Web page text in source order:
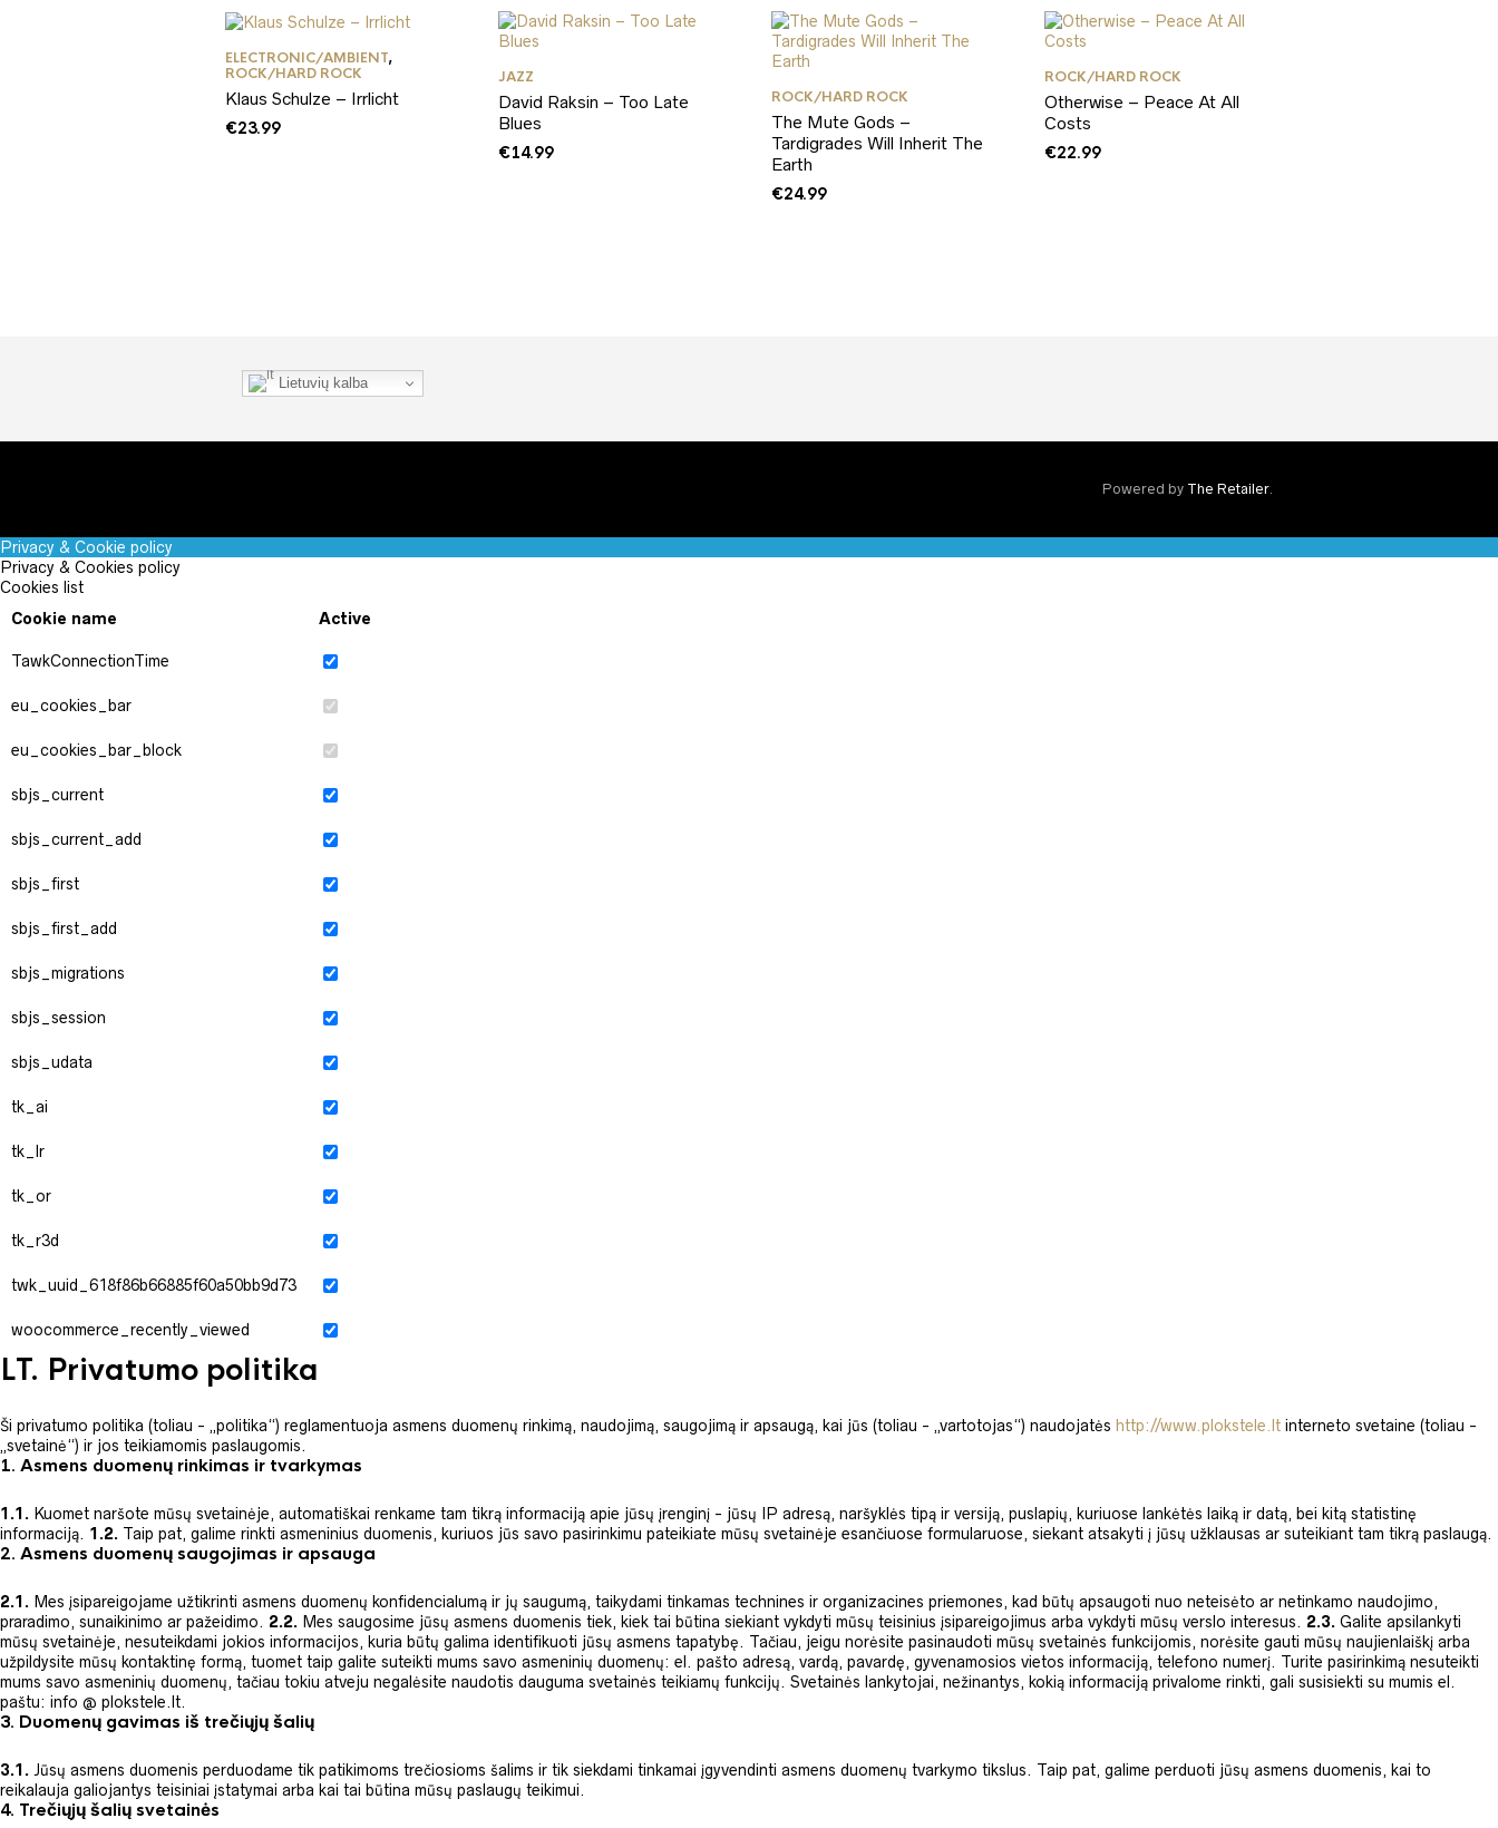
ELECTRONIC/AMBIENT,
ROCK/HARD ROCK
Klaus Schulze – Irrlicht
€23.99
JAZZ
David Raksin – Too Late
Blues
€14.99
ROCK/HARD ROCK
The Mute Gods –
Tardigrades Will Inherit The
Earth
€24.99
ROCK/HARD ROCK
Otherwise – Peace At All
Costs
€22.99
Lietuvių kalba
Powered by The Retailer.
Privacy & Cookie policy
Privacy & Cookies policy
Cookies list
Cookie name
Active
TawkConnectionTime
eu_cookies_bar
eu_cookies_bar_block
sbjs_current
sbjs_current_add
sbjs_first
sbjs_first_add
sbjs_migrations
sbjs_session
sbjs_udata
tk_ai
tk_lr
tk_or
tk_r3d
twk_uuid_618f86b66885f60a50bb9d73
woocommerce_recently_viewed
LT. Privatumo politika
Ši privatumo politika (toliau - „politika“) reglamentuoja asmens duomenų rinkimą, naudojimą, saugojimą ir apsaugą, kai jūs (toliau - „vartotojas“) naudojatės http://www.plokstele.lt interneto svetaine (toliau -
„svetainė“) ir jos teikiamomis paslaugomis.
1. Asmens duomenų rinkimas ir tvarkymas
1.1. Kuomet naršote mūsų svetainėje, automatiškai renkame tam tikrą informaciją apie jūsų įrenginį - jūsų IP adresą, naršyklės tipą ir versiją, puslapių, kuriuose lankėtės laiką ir datą, bei kitą statistinę
informaciją. 1.2. Taip pat, galime rinkti asmeninius duomenis, kuriuos jūs savo pasirinkimu pateikiate mūsų svetainėje esančiuose formularuose, siekant atsakyti į jūsų užklausas ar suteikiant tam tikrą paslaugą.
2. Asmens duomenų saugojimas ir apsauga
2.1. Mes įsipareigojame užtikrinti asmens duomenų konfidencialumą ir jų saugumą, taikydami tinkamas technines ir organizacines priemones, kad būtų apsaugoti nuo neteisėto ar netinkamo naudojimo,
praradimo, sunaikinimo ar pažeidimo. 2.2. Mes saugosime jūsų asmens duomenis tiek, kiek tai būtina siekiant vykdyti mūsų teisinius įsipareigojimus arba vykdyti mūsų verslo interesus. 2.3. Galite apsilankyti
mūsų svetainėje, nesuteikdami jokios informacijos, kuria būtų galima identifikuoti jūsų asmens tapatybę. Tačiau, jeigu norėsite pasinaudoti mūsų svetainės funkcijomis, norėsite gauti mūsų naujienlaiškį arba
užpildysite mūsų kontaktinę formą, tuomet taip galite suteikti mums savo asmeninių duomenų: el. pašto adresą, vardą, pavardę, gyvenamosios vietos informaciją, telefono numerį. Turite pasirinkimą nesuteikti
mums savo asmeninių duomenų, tačiau tokiu atveju negalėsite naudotis dauguma svetainės teikiamų funkcijų. Svetainės lankytojai, nežinantys, kokią informaciją privalome rinkti, gali susisiekti su mumis el.
paštu: info @ plokstele.lt.
3. Duomenų gavimas iš trečiųjų šalių
3.1. Jūsų asmens duomenis perduodame tik patikimoms trečiosioms šalims ir tik siekdami tinkamai įgyvendinti asmens duomenų tvarkymo tikslus. Taip pat, galime perduoti jūsų asmens duomenis, kai to
reikalauja galiojantys teisiniai įstatymai arba kai tai būtina mūsų paslaugų teikimui.
4. Trečiųjų šalių svetainės